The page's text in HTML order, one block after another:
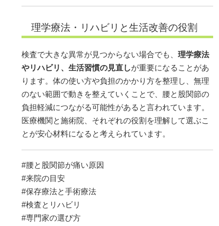
理学療法・リハビリと生活改善の役割
検査で大きな異常が見つからない場合でも、 理学療法
やリハビリ、生活習慣の見直しが重要になることがあ
ります。体の使い方や負担のかかり方を整理し、無理
のない範囲で動きを整えていくことで、腰と股関節の
負担軽減につながる可能性があると言われています。
医療機関と施術院、それぞれの役割を理解して選ぶこ
とが安心材料になると考えられています。
#腰と股関節が痛い原因
#来院の目安
#保存療法と手術療法
#検査とリハビリ
#専門家の選び方